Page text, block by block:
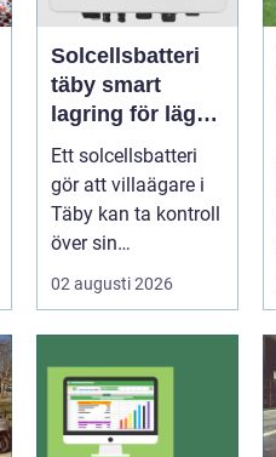
Solcellsbatteri
täby smart
lagring för lägre
elkostnader året
runt
Ett solcellsbatteri
gör att villaägare i
Täby kan ta kontroll
över sin
elförbrukning på
riktigt. Gen...
02 augusti 2026